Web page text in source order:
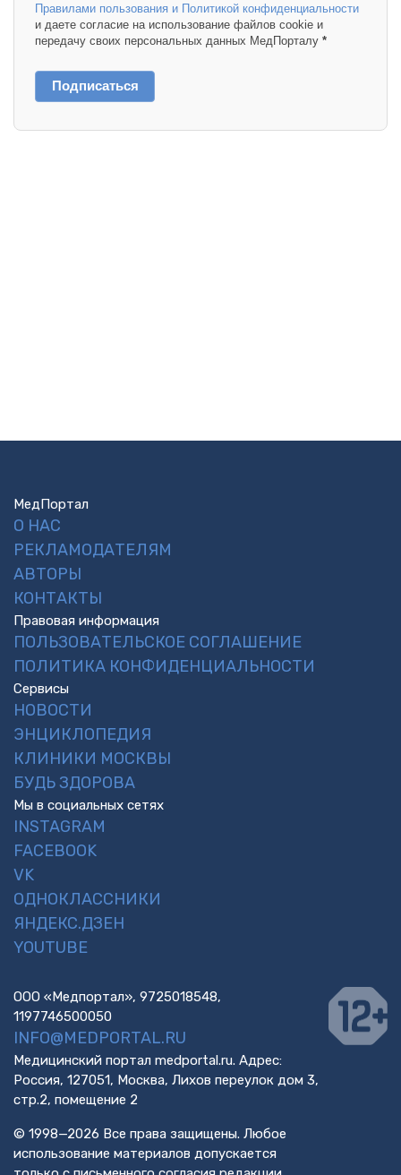
Правилами пользования и Политикой конфиденциальности
и даете согласие на использование файлов cookie и
передачу своих персональных данных МедПорталу *
Подписаться
МедПортал
О НАС
РЕКЛАМОДАТЕЛЯМ
АВТОРЫ
КОНТАКТЫ
Правовая информация
ПОЛЬЗОВАТЕЛЬСКОЕ СОГЛАШЕНИЕ
ПОЛИТИКА КОНФИДЕНЦИАЛЬНОСТИ
Сервисы
НОВОСТИ
ЭНЦИКЛОПЕДИЯ
КЛИНИКИ МОСКВЫ
БУДЬ ЗДОРОВА
Мы в социальных сетях
INSTAGRAM
FACEBOOK
VK
ОДНОКЛАССНИКИ
ЯНДЕКС.ДЗЕН
YOUTUBE
ООО «Медпортал», 9725018548,
1197746500050
INFO@MEDPORTAL.RU
Медицинский портал medportal.ru. Адрес:
Россия, 127051, Москва, Лихов переулок дом 3,
стр.2, помещение 2
© 1998—2026 Все права защищены. Любое
использование материалов допускается